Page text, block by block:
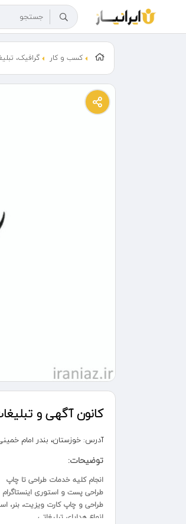
کسب و کار گرافیک،
کانون آگهی و
آدرس: خوزستان، بندر امام
توضیحات:
انجام کلیه خدمات طراحی تا چاپ
طراحی پست و استوری اینستاگرام
طراحی و چاپ کارت ویزیت، بنر،
انواع هدایای تبلیغاتی